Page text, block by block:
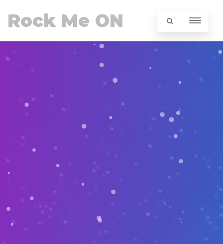
Rock Me ON